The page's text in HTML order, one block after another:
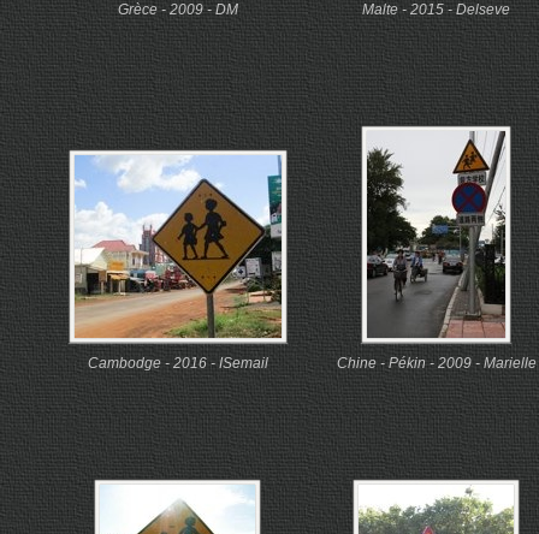
Grèce - 2009 - DM Malte - 2015 - Delseve
Cambodge - 2016 - ISemail Chine - Pékin - 2009 - Marielle